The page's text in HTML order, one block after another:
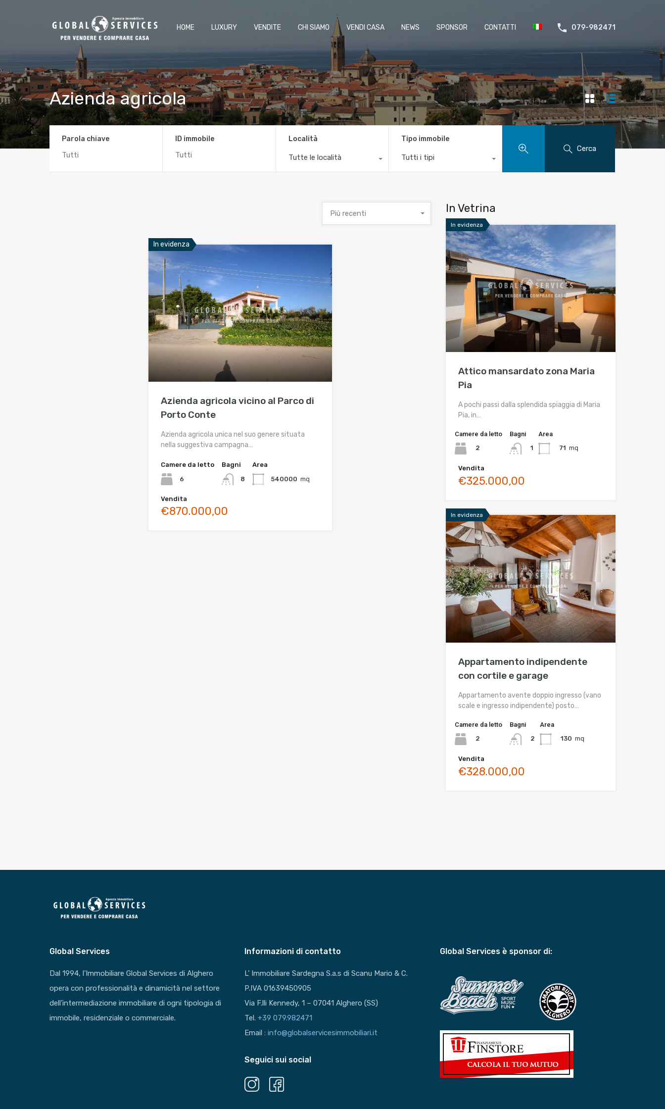
HOME LUXURY VENDITE CHI SIAMO VENDI CASA NEWS SPONSOR CONTATTI 079-982471
Azienda agricola
Parola chiave ID immobile Località
Tutte le località
Tipo immobile
Tutti i tipi
Cerca
Più recenti
In evidenza
Azienda agricola vicino al Parco di
Porto Conte
Azienda agricola unica nel suo genere situata
nella suggestiva campagna…
Camere da letto
6
Bagni
8
Area
540000 mq
Vendita
€870.000,00
In Vetrina
In evidenza
Attico mansardato zona Maria
Pia
A pochi passi dalla splendida spiaggia di Maria
Pia, in…
Camere da letto
2
Bagni
1
Area
71 mq
Vendita
€325.000,00
In evidenza
Appartamento indipendente
con cortile e garage
Appartamento avente doppio ingresso (vano
scale e ingresso indipendente) posto…
Camere da letto
2
Bagni
2
Area
130 mq
Vendita
€328.000,00
Global Services
Dal 1994, l’Immobiliare Global Services di Alghero
opera con professionalità e dinamicità nel settore
dell’intermediazione immobiliare di ogni tipologia di
immobile, residenziale o commerciale.
Informazioni di contatto
L’ Immobiliare Sardegna S.a.s di Scanu Mario & C.
P.IVA 01639450905
Via F.lli Kennedy, 1 – 07041 Alghero (SS)
Tel.+39 079.982471
Email :info@globalservicesimmobiliari.it
Seguici sui social
Global Services è sponsor di: